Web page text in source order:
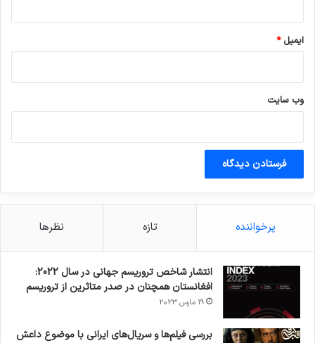
ایمیل*
وب‌ سایت
پرخواننده تازه نظرها
انتشار شاخص تروریسم جهانی در سال 2022:
افغانستان همچنان در صدر متاثرین از تروریسم
19 مارس 2023
بررسی فیلم‌ها و سریال‌های ایرانی با موضوع داعش